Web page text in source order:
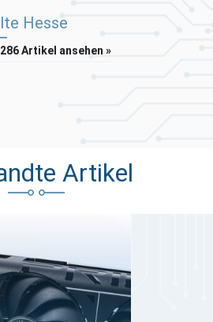
Hesse
Artikel ansehen »
Artikel